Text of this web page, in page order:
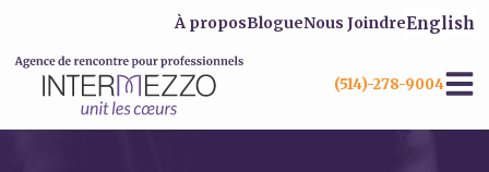
À proposBlogueNous JoindreEnglish
(514)-278-9004